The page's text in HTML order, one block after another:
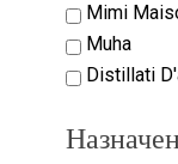
Mimi
Muha
Distillati